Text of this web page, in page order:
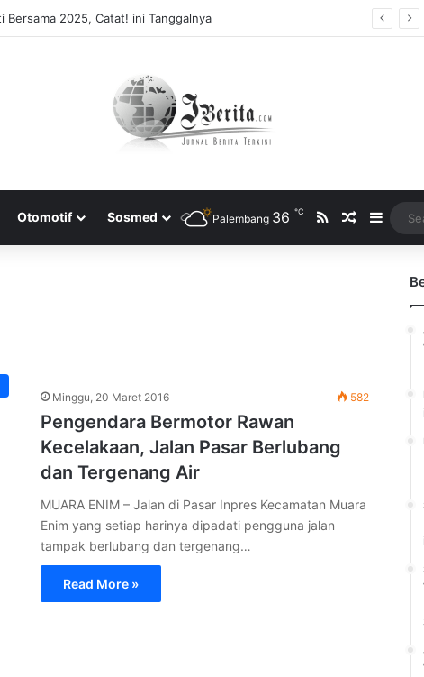
Bersama 2025, Catat! ini Tanggalnya
Otomotif Sosmed Palembang 36 ℃ RSSRandom
Minggu, 20 Maret 2016 582
Pengendara Bermotor Rawan
Kecelakaan, Jalan Pasar Berlubang
dan Tergenang Air
MUARA ENIM – Jalan di Pasar Inpres Kecamatan Muara
Enim yang setiap harinya dipadati pengguna jalan
tampak berlubang dan tergenang…
Read More »